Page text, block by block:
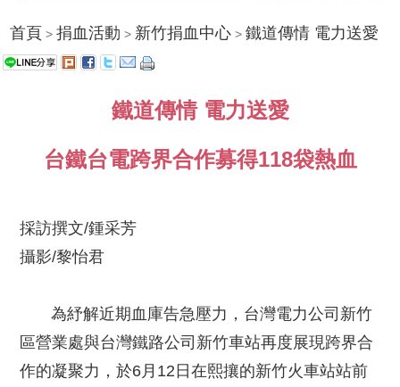
首頁 >捐血活動 > 新竹捐血中心 >鐵道傳情 電力送愛
鐵道傳情 電力送愛
台鐵台電跨界合作募得118袋熱血
採訪撰文/鍾采芳
攝影/黎怡君
為紓解近期血庫告急壓力，台灣電力公司新竹
區營業處與台灣鐵路公司新竹車站再度展現跨界合
作的凝聚力，於6月12日在熙攘的新竹火車站站前